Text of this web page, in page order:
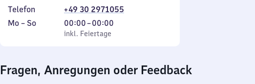
Telefon
+49 30 2971055
Montag
Mo – So,
inkl. Feiertage
00:00–00:00
Von
0
0
inkl. Feiertage
Fragen, Anregungen oder Feedback